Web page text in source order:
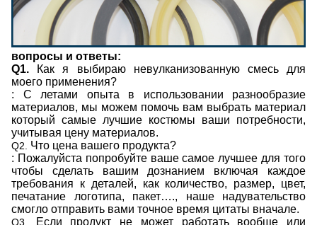
вопросы и ответы:
Q1.
Как я выбираю невулканизованную смесь для
моего применения?
: С летами опыта в использовании разнообразие
материалов, мы можем помочь вам выбрать материал
который самые лучшие костюмы ваши потребности,
учитывая цену материалов.
Q2. Что цена вашего продукта?
: Пожалуйста попробуйте ваше самое лучшее для того
чтобы сделать вашим дознанием включая каждое
требования к деталей, как количество, размер, цвет,
печатание логотипа, пакет…., наше надувательство
смогло отправить вами точное время цитаты вначале.
Q3.
Если продукт не может работать вообще или